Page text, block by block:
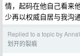
情，起码在他自己看来
少再以权威自居与我沟
Replied to a topic by
划开的裂痕